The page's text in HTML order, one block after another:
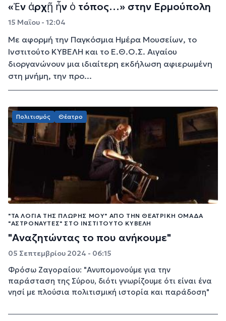
«Ἐν ἀρχῇ ἦν ὁ τόπος…» στην Ερμούπολη
15 Μαΐου - 12:04
Με αφορμή την Παγκόσμια Ημέρα Μουσείων, το
Ινστιτούτο ΚΥΒΕΛΗ και το Ε.Θ.Ο.Σ. Αιγαίου
διοργανώνουν μια ιδιαίτερη εκδήλωση αφιερωμένη
στη μνήμη, την προ...
Πολιτισμός Θέατρο
"ΤΑ ΛΌΓΙΑ ΤΗΣ ΠΛΏΡΗΣ ΜΟΥ" ΑΠΌ ΤΗΝ ΘΕΑΤΡΙΚΉ ΟΜΆΔΑ
"ΑΣΤΡΟΝΑΎΤΕΣ" ΣΤΟ ΙΝΣΤΙΤΟΎΤΟ ΚΥΒΈΛΗ
"Αναζητώντας το που ανήκουμε"
05 Σεπτεμβρίου 2024 - 06:15
Φρόσω Ζαγοραίου: "Ανυπομονούμε για την
παράσταση της Σύρου, διότι γνωρίζουμε ότι είναι ένα
νησί με πλούσια πολιτισμική ιστορία και παράδοση"